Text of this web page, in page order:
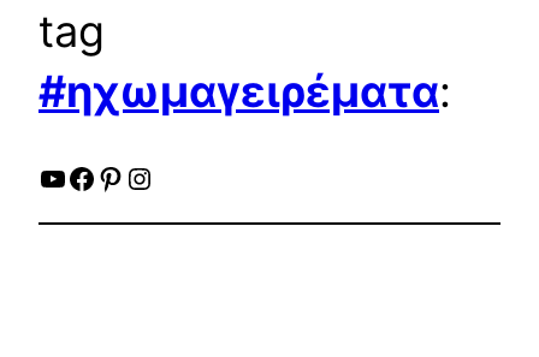
tag
#ηχωμαγειρέματα:
YouTube
Facebook
Pinterest
Instagram